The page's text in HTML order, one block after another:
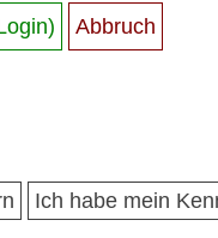
Ich habe mein